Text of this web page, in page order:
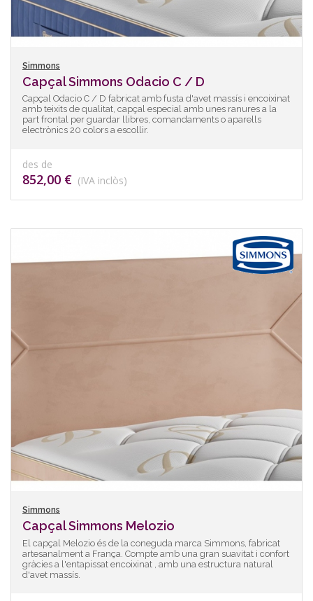
Simmons
Capçal Simmons Odacio C / D
Capçal Odacio C / D fabricat amb fusta d'avet massís i encoixinat
amb teixits de qualitat, capçal especial amb unes ranures a la
part frontal per guardar llibres, comandaments o aparells
electrònics 20 colors a escollir.
des de
852,00 € (IVA inclòs)
Simmons
Capçal Simmons Melozio
El capçal Melozio és de la coneguda marca Simmons, fabricat
artesanalment a França. Compte amb una gran suavitat i confort
gràcies a l'entapissat encoixinat , amb una estructura natural
d'avet massís.